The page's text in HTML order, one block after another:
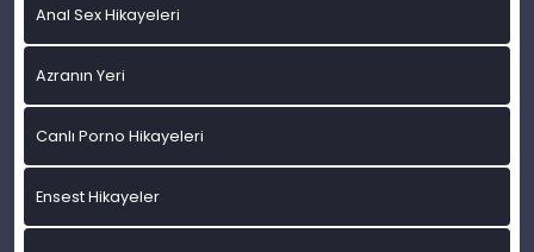
Anal Sex Hikayeleri
Azranın Yeri
Canlı Porno Hikayeleri
Ensest Hikayeler